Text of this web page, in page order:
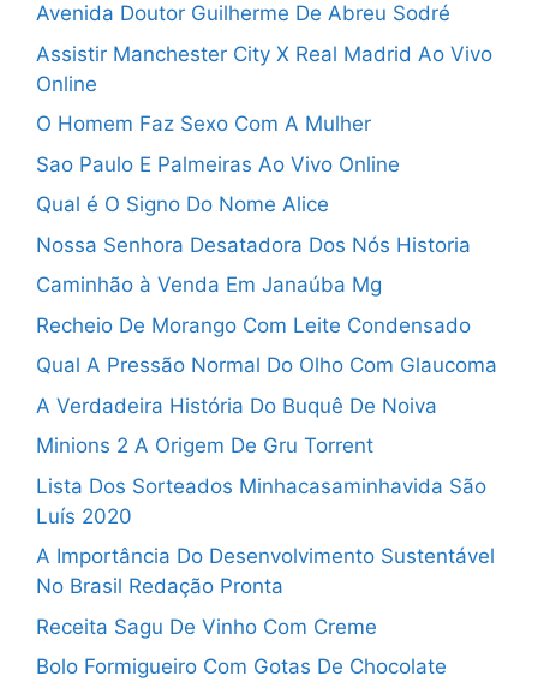
Avenida Doutor Guilherme De Abreu Sodré
Assistir Manchester City X Real Madrid Ao Vivo
Online
O Homem Faz Sexo Com A Mulher
Sao Paulo E Palmeiras Ao Vivo Online
Qual é O Signo Do Nome Alice
Nossa Senhora Desatadora Dos Nós Historia
Caminhão à Venda Em Janaúba Mg
Recheio De Morango Com Leite Condensado
Qual A Pressão Normal Do Olho Com Glaucoma
A Verdadeira História Do Buquê De Noiva
Minions 2 A Origem De Gru Torrent
Lista Dos Sorteados Minhacasaminhavida São
Luís 2020
A Importância Do Desenvolvimento Sustentável
No Brasil Redação Pronta
Receita Sagu De Vinho Com Creme
Bolo Formigueiro Com Gotas De Chocolate